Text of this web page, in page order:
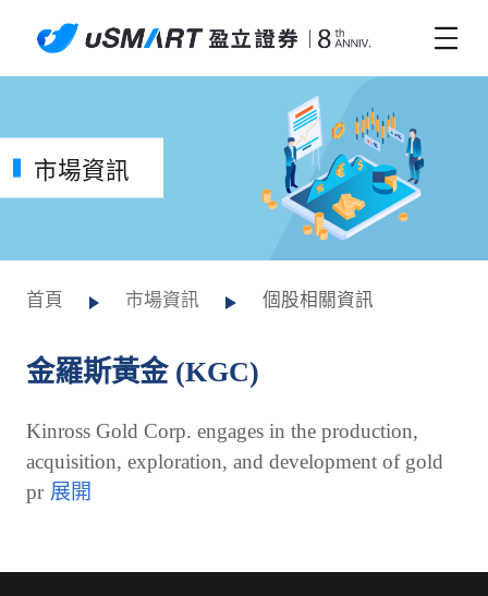
市場資訊
首頁 市場資訊 個股相關資訊
金羅斯黃金 (KGC)
Kinross Gold Corp. engages in the production,
acquisition, exploration, and development of gold
pr